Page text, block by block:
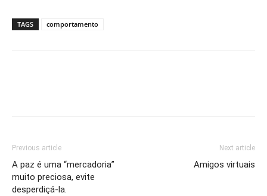
TAGS comportamento
Previous article
A paz é uma “mercadoria”
muito preciosa, evite
desperdiçá-la.
Next article
Amigos virtuais